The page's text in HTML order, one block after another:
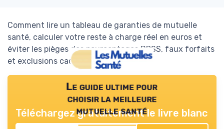
Comment lire un tableau de garanties de mutuelle
santé, calculer votre reste à charge réel en euros et
éviter les pièges des pourcentages BRSS, faux forfaits
et exclusions cachées.
Le guide ultime pour
choisir la meilleure
mutuelle santé
Téléchargez gratuitement le livre blanc